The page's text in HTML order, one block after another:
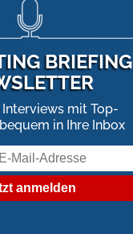
BRIEFING
mit Top-
in Ihre Inbox